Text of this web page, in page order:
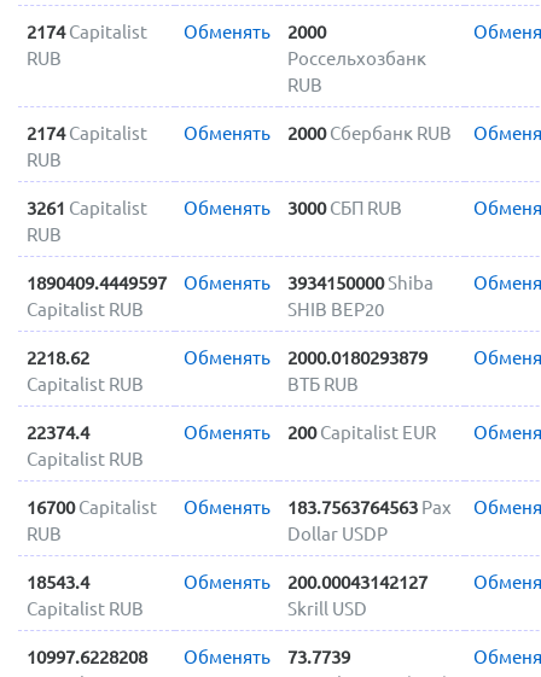
2174 Capitalist
RUB
Обменять
2000
Россельхозбанк
RUB
2174 Capitalist
RUB
Обменять 2000 Сбербанк RUB
3261 Capitalist
RUB
Обменять 3000 СБП RUB
1890409.4449597
Capitalist RUB
Обменять 3934150000Shiba
SHIB BEP20
2218.62
Capitalist RUB
Обменять
2000.0180293879
ВТБ RUB
22374.4
Capitalist RUB
Обменять 200 Capitalist EUR
16700 Capitalist
RUB
Обменять 183.7563764563 Pax
Dollar USDP
18543.4
Capitalist RUB
Обменять
200.00043142127
Skrill USD
10997.6228208
Обменять
73.7739